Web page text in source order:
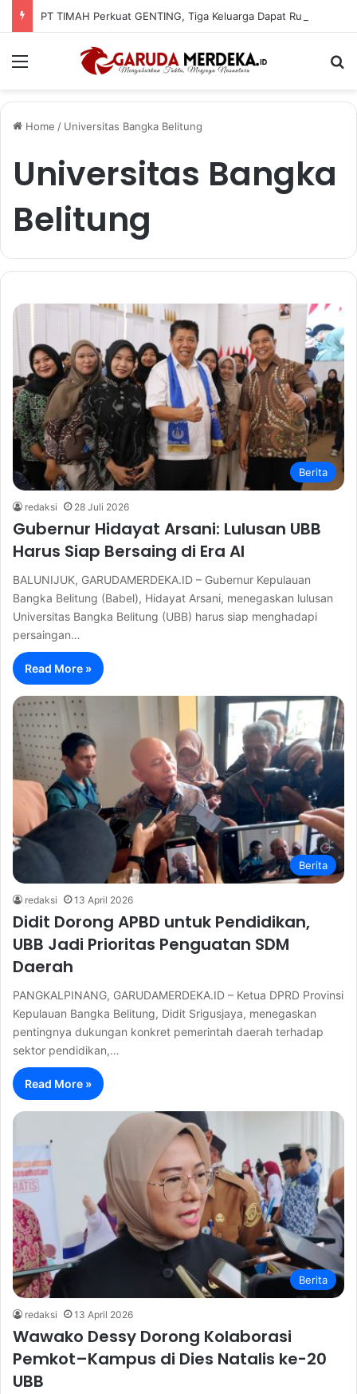
Menu
Home / Universitas Bangka Belitung
Universitas Bangka
Belitung
Berita
redaksi 28 Juli 2026
Gubernur Hidayat Arsani: Lulusan UBB
Harus Siap Bersaing di Era AI
BALUNIJUK, GARUDAMERDEKA.ID – Gubernur Kepulauan
Bangka Belitung (Babel), Hidayat Arsani, menegaskan lulusan
Universitas Bangka Belitung (UBB) harus siap menghadapi
persaingan…
Read More »
Berita
redaksi 13 April 2026
Didit Dorong APBD untuk Pendidikan,
UBB Jadi Prioritas Penguatan SDM
Daerah
PANGKALPINANG, GARUDAMERDEKA.ID – Ketua DPRD Provinsi
Kepulauan Bangka Belitung, Didit Srigusjaya, menegaskan
pentingnya dukungan konkret pemerintah daerah terhadap
sektor pendidikan,…
Read More »
Berita
redaksi 13 April 2026
Wawako Dessy Dorong Kolaborasi
Pemkot–Kampus di Dies Natalis ke-20
UBB